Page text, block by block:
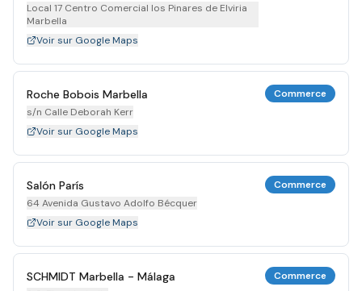
Local 17 Centro Comercial los Pinares de Elviria
Marbella
Voir sur Google Maps
Roche Bobois Marbella
s/n Calle Deborah Kerr
Commerce
Voir sur Google Maps
Salón París
64 Avenida Gustavo Adolfo Bécquer
Commerce
Voir sur Google Maps
SCHMIDT Marbella - Málaga Commerce